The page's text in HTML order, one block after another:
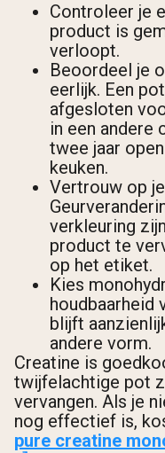
Controleer je
product is
verloopt.
Beoordeel je
eerlijk. Een
afgesloten
in een andere
twee jaar
keuken.
Vertrouw op
verkleuring
product te
op het etiket.
Kies
houdbaarheid
blijft
andere vorm.
Creatine is
twijfelachtige pot
vervangen. Als je
nog effectief is,
pure creatine